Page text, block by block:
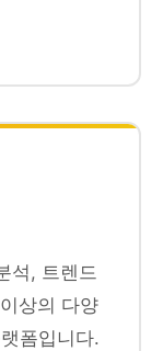
석, 트렌드
상의 다양
폼입니다.